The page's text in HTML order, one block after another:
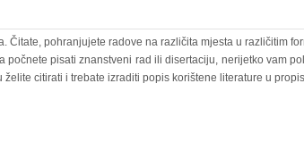
Čitate, pohranjujete radove na različita mjesta u različitim
pisati znanstveni rad ili disertaciju, nerijetko vam
citirati i trebate izraditi popis korištene literature u